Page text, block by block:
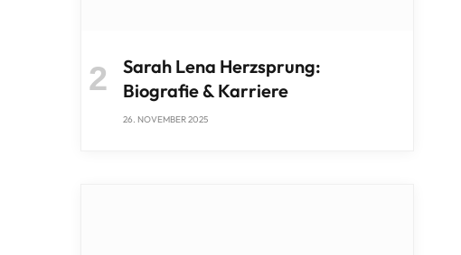
Sarah Lena Herzsprung:
Biografie & Karriere
26. NOVEMBER 2025